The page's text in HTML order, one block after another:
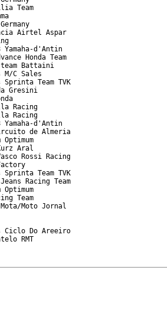
Team
Airtel Aspar
d'Antin
Honda Team
Battaini
C Sales
Team TVK
Gresini
Racing
Racing
d'Antin
de Almeria
Aral
Rossi Racing
Team TVK
Racing Team
Team
Moto Jornal
Ciclo Do Areeiro
RMT